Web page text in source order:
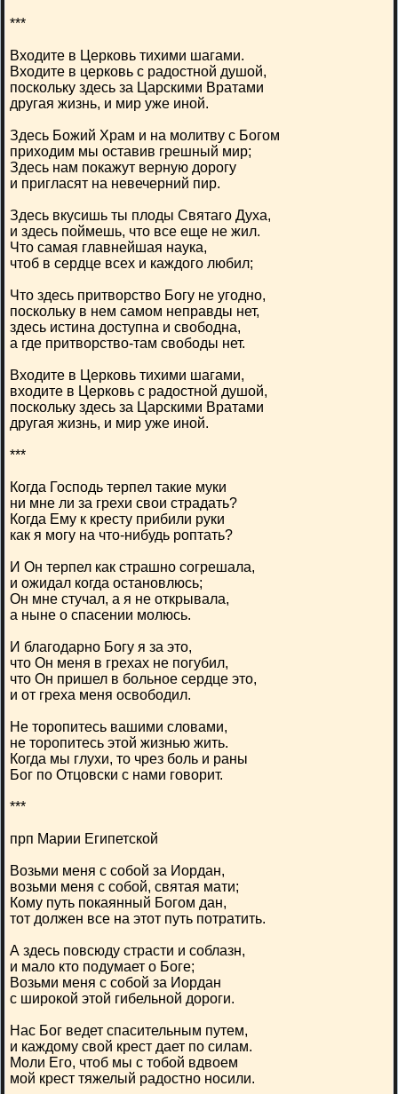
***
Входите в Церковь тихими шагами.
Входите в церковь с радостной душой,
поскольку здесь за Царскими Вратами
другая жизнь, и мир уже иной.
Здесь Божий Храм и на молитву с Богом
приходим мы оставив грешный мир;
Здесь нам покажут верную дорогу
и пригласят на невечерний пир.
Здесь вкусишь ты плоды Святаго Духа,
и здесь поймешь, что все еще не жил.
Что самая главнейшая наука,
чтоб в сердце всех и каждого любил;
Что здесь притворство Богу не угодно,
поскольку в нем самом неправды нет,
здесь истина доступна и свободна,
а где притворство-там свободы нет.
Входите в Церковь тихими шагами,
входите в Церковь с радостной душой,
поскольку здесь за Царскими Вратами
другая жизнь, и мир уже иной.
***
Когда Господь терпел такие муки
ни мне ли за грехи свои страдать?
Когда Ему к кресту прибили руки
как я могу на что-нибудь роптать?
И Он терпел как страшно согрешала,
и ожидал когда остановлюсь;
Он мне стучал, а я не открывала,
а ныне о спасении молюсь.
И благодарно Богу я за это,
что Он меня в грехах не погубил,
что Он пришел в больное сердце это,
и от греха меня освободил.
Не торопитесь вашими словами,
не торопитесь этой жизнью жить.
Когда мы глухи, то чрез боль и раны
Бог по Отцовски с нами говорит.
***
прп Марии Египетской
Возьми меня с собой за Иордан,
возьми меня с собой, святая мати;
Кому путь покаянный Богом дан,
тот должен все на этот путь потратить.
А здесь повсюду страсти и соблазн,
и мало кто подумает о Боге;
Возьми меня с собой за Иордан
с широкой этой гибельной дороги.
Нас Бог ведет спасительным путем,
и каждому свой крест дает по силам.
Моли Его, чтоб мы с тобой вдвоем
мой крест тяжелый радостно носили.